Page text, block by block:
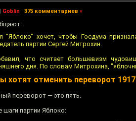
Goblin | 375 комментариев »
"Яблоко" хочет, чтобы Госдума
партии Сергей Митрохин.
что считает большевизм
дня. По словам Митрохина,
хотят отменить переворот
переворот — это пять.
партии Яблоко: